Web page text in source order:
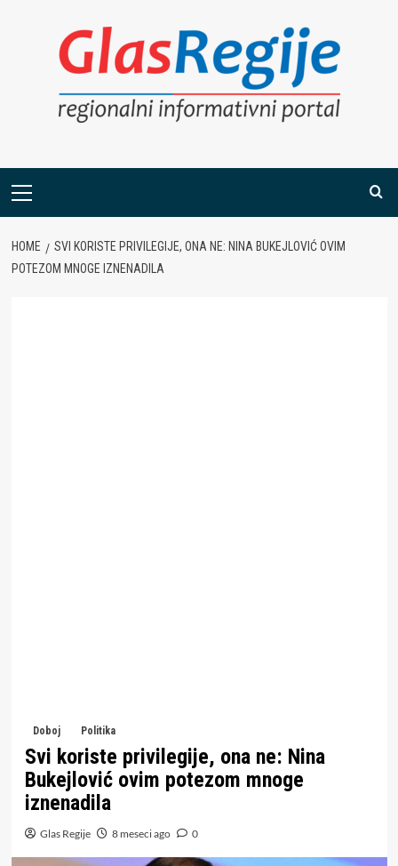
Primary
HOME
SVI KORISTE PRIVILEGIJE, ONA NE: NINA BUKEJLOVIĆ OVIM
POTEZOM MNOGE IZNENADILA
Doboj Politika
Svi koriste privilegije, ona ne: Nina
Bukejlović ovim potezom mnoge
iznenadila
Glas Regije 8 meseci ago 0